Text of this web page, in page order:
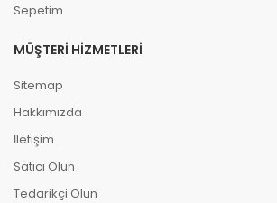
Sepetim
MÜŞTERI HIZMETLERI
Sitemap
Hakkımızda
İletişim
Satıcı Olun
Tedarikçi Olun